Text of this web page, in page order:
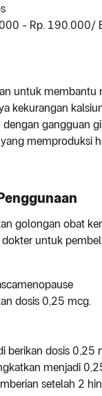
- Rp. 190.000/
untuk membantu
kekurangan
gangguan
memproduksi
golongan obat
untuk
dosis 0,25 mcg.
berikan dosis 0,25
menjadi
setelah 2